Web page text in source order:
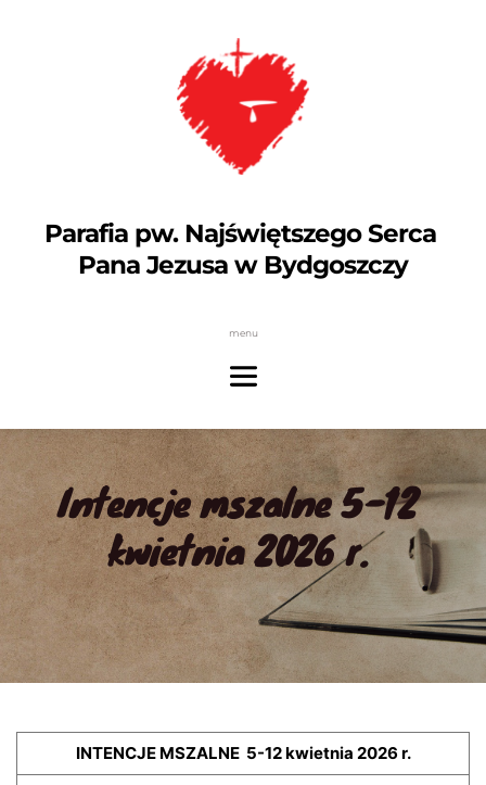
Parafia pw. Najświętszego Serca
Pana Jezusa w Bydgoszczy
menu
Intencje mszalne 5-12
kwietnia 2026 r.
INTENCJE MSZALNE 5-12 kwietnia 2026 r.